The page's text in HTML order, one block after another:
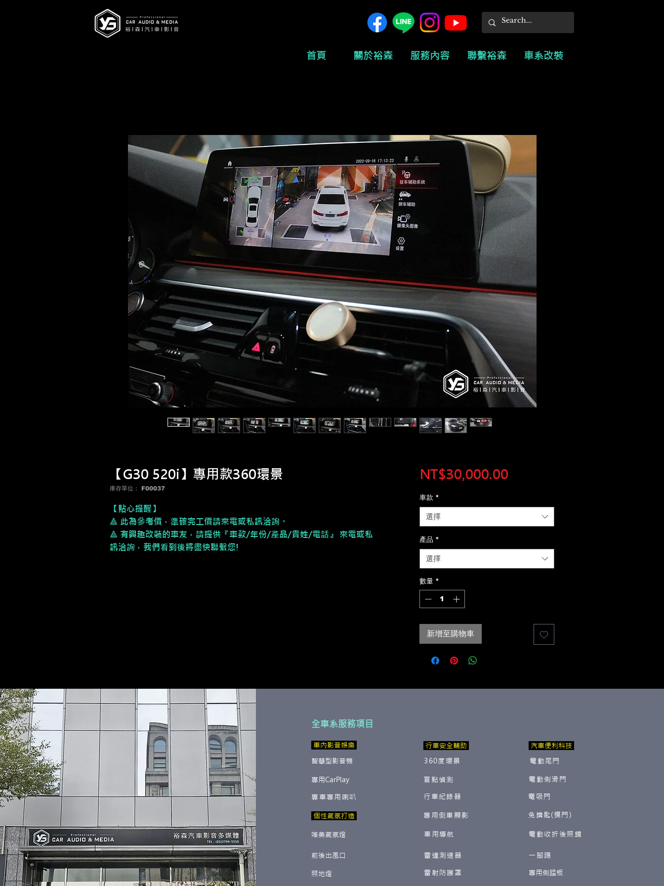
首頁 關於裕森 服務內容 聯繫裕森 車系改裝
【G30 520i】專用款360環景
庫存單位： F00037
【貼心提醒】
🔺 此為參考價， 準確完工價請來電或私訊洽詢。
🔺 有興趣改裝的車友，請提供『車款/年份/產品/貴姓/電話』 來電或私
訊洽詢，我們看到後將盡快聯繫您!
NT$30,000.00價
車款 *
選擇
產品 *
選擇
數量 *
新增至購物車
全車系服務項目
​ 車內影音娛樂
智慧型影音機
行車安全輔助
360度環景
專用CarPlay
專車專用喇叭
盲點偵測
行車紀錄器
專用倒車顯影
​ 個性氣氛打造
唯美氣氛燈 車用導航
汽車便利科技
電動尾門
電動側滑門
電吸門
免鑰匙(摸門)
電動收折後照鏡
前後出風口 雷達測速器
照地燈 雷射防護罩
一腳踢
​專用側踏板